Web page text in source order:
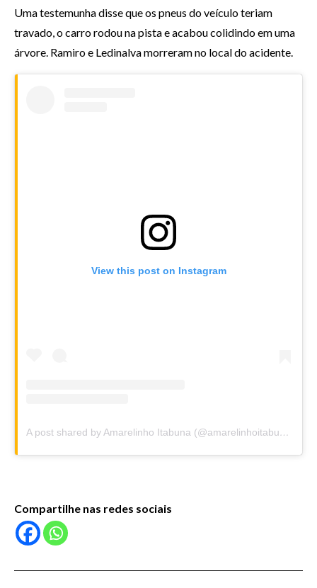
Uma testemunha disse que os pneus do veículo teriam
travado, o carro rodou na pista e acabou colidindo em uma
árvore. Ramiro e Ledinalva morreram no local do acidente.
View this post on Instagram
A post shared by Amarelinho Itabuna (@amarelinhoitabuna)
Compartilhe nas redes sociais